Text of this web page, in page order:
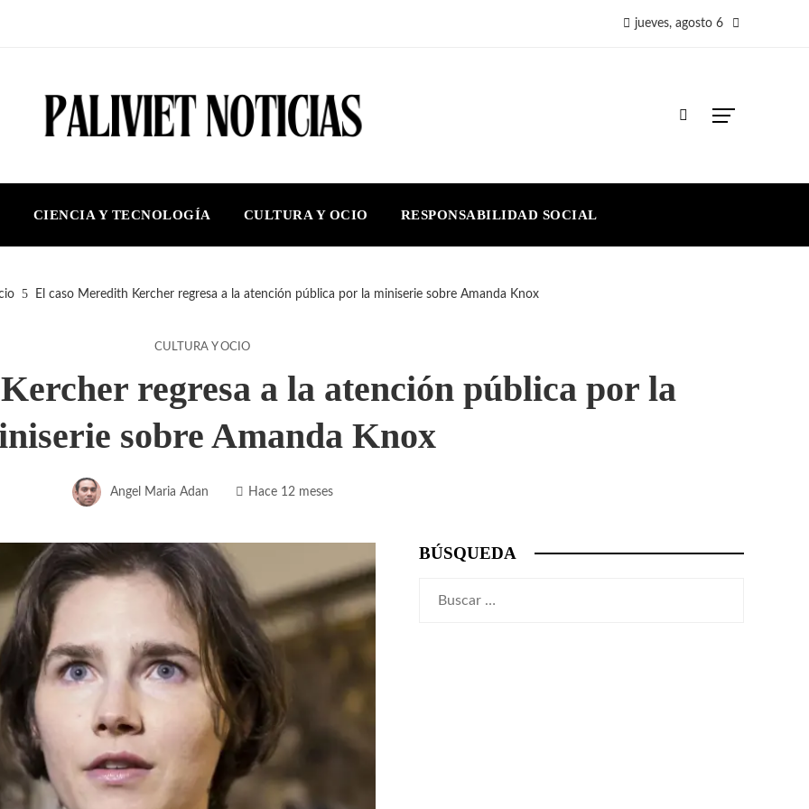
jueves, agosto 6
CIENCIA Y TECNOLOGÍA CULTURA Y OCIO RESPONSABILIDAD SOCIAL
El caso Meredith Kercher regresa a la atención pública por la miniserie sobre Amanda Knox
CULTURA Y OCIO
regresa a la atención pública por la
sobre Amanda Knox
Angel Maria Adan Hace 12 meses
BÚSQUEDA